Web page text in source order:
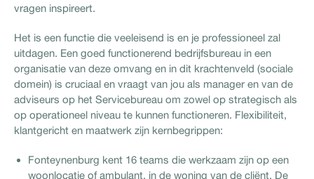
vragen inspireert.
Het is een functie die veeleisend is en je professioneel zal
uitdagen. Een goed functionerend bedrijfsbureau in een
organisatie van deze omvang en in dit krachtenveld (sociale
domein) is cruciaal en vraagt van jou als manager en van de
adviseurs op het Servicebureau om zowel op strategisch als
op operationeel niveau te kunnen functioneren. Flexibiliteit,
klantgericht en maatwerk zijn kernbegrippen:
Fonteynenburg kent 16 teams die werkzaam zijn op een
woonlocatie of ambulant, in de woning van de cliënt. De